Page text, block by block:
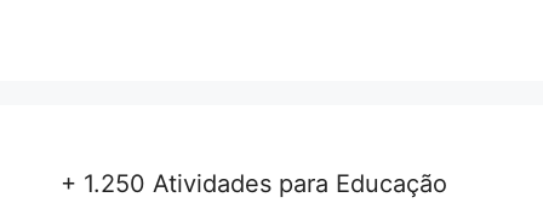
+ 1.250 Atividades para Educação